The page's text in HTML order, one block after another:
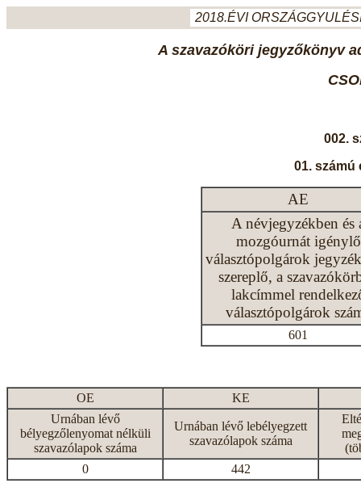
2018.ÉVI
A szavazóköri jegyzőkönyv
002.
01. számú
AE
A névjegyzékben és
mozgóurnát igénylő
választópolgárok
szereplő, a
lakcímmel
választópolgárok
601
OE
KE
Urnában lévő
bélyegzőlenyomat nélküli
szavazólapok száma
Urnában lévő lebélyegzett
szavazólapok száma
0
442